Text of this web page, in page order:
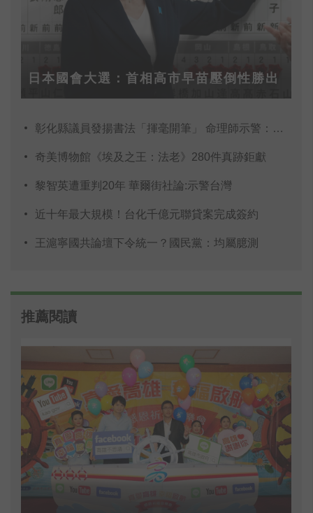
日本國會大選：首相高市早苗壓倒性勝出
彰化縣議員發揚書法「揮毫開筆」 命理師示警：不
奇美博物館《埃及之王：法老》280件真跡鉅獻
黎智英遭重判20年 華爾街社論:示警台灣
近十年最大規模！台化千億元聯貸案完成簽約
王滬寧國共論壇下令統一？國民黨：均屬臆測
推薦閱讀